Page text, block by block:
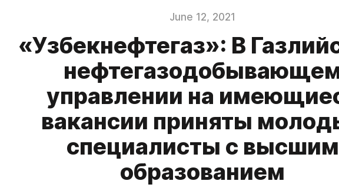
June 12, 2021
«Узбекнефтегаз»: В
управлении на
вакансии приняты
специалисты с высшим
образованием